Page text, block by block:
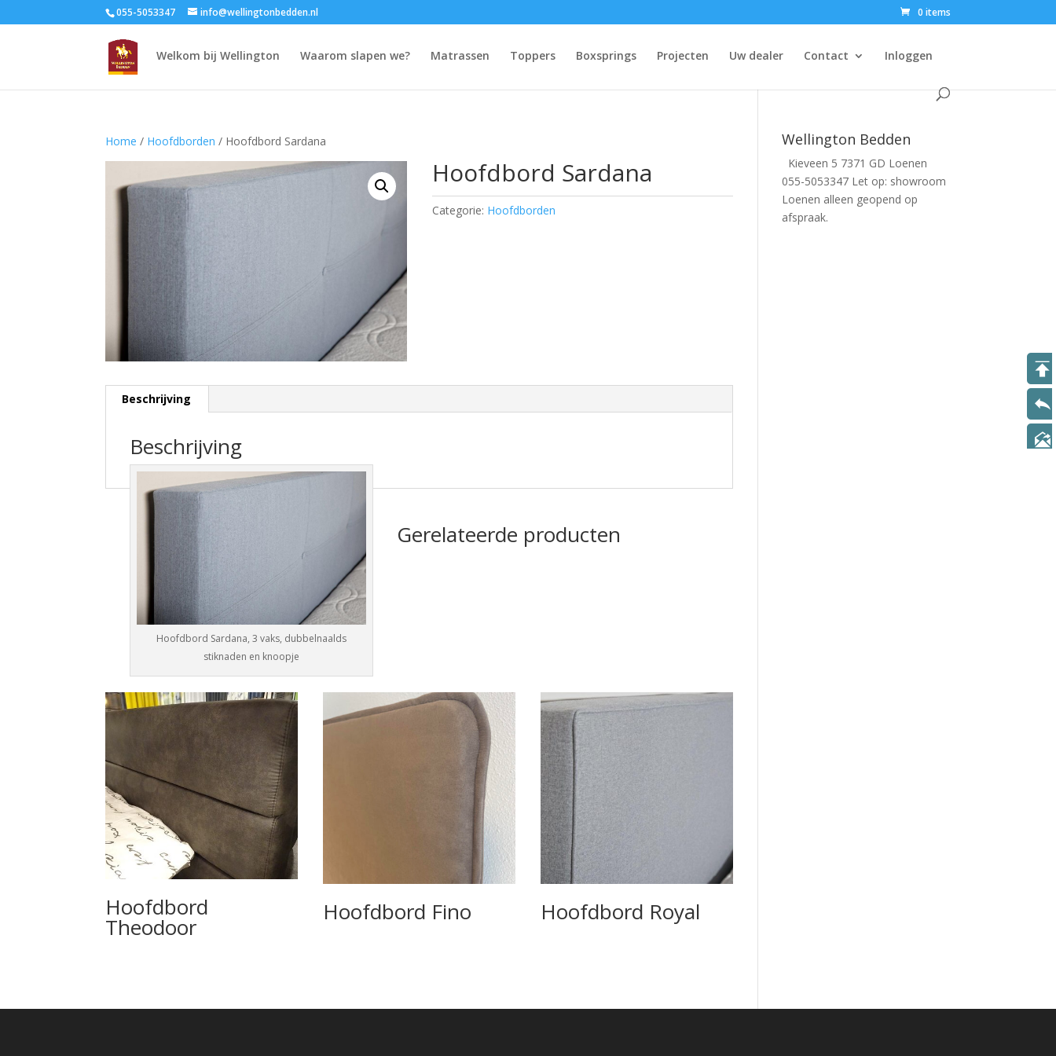
055-5053347 info@wellingtonbedden.nl 0 items
Welkom bij Wellington Waarom slapen we? Matrassen Toppers Boxsprings Projecten Uw dealer Contact Inloggen
Home / Hoofdborden / Hoofdbord Sardana
Hoofdbord Sardana
Categorie: Hoofdborden
Beschrijving
Beschrijving
Hoofdbord Sardana, 3 vaks, dubbelnaalds
stiknaden en knoopje
Gerelateerde producten
Hoofdbord
Theodoor
Hoofdbord Fino Hoofdbord Royal
Wellington Bedden
Kieveen 5 7371 GD Loenen
055-5053347 Let op: showroom
Loenen alleen geopend op
afspraak.